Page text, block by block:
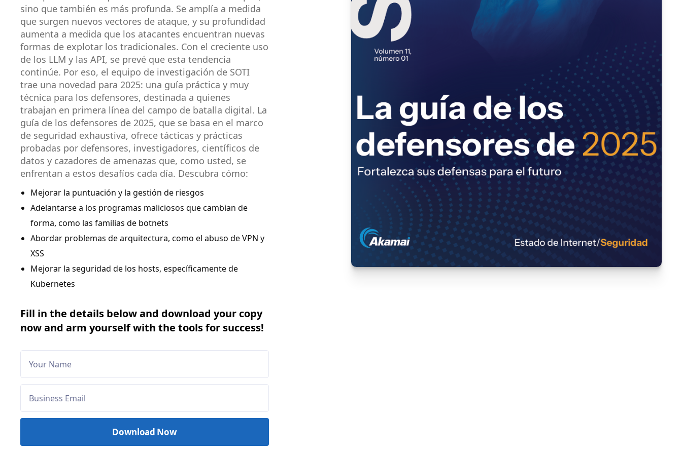
sino que también es más profunda. Se amplía a medida
que surgen nuevos vectores de ataque, y su profundidad
aumenta a medida que los atacantes encuentran nuevas
formas de explotar los tradicionales. Con el creciente uso
de los LLM y las API, se prevé que esta tendencia
continúe. Por eso, el equipo de investigación de SOTI
trae una novedad para 2025: una guía práctica y muy
técnica para los defensores, destinada a quienes
trabajan en primera línea del campo de batalla digital. La
guía de los defensores de 2025, que se basa en el marco
de seguridad exhaustiva, ofrece tácticas y prácticas
probadas por defensores, investigadores, científicos de
datos y cazadores de amenazas que, como usted, se
enfrentan a estos desafíos cada día. Descubra cómo:
Mejorar la puntuación y la gestión de riesgos
Adelantarse a los programas maliciosos que cambian de
forma, como las familias de botnets
Abordar problemas de arquitectura, como el abuso de VPN y
XSS
Mejorar la seguridad de los hosts, específicamente de
Kubernetes
Fill in the details below and download your copy
now and arm yourself with the tools for success!